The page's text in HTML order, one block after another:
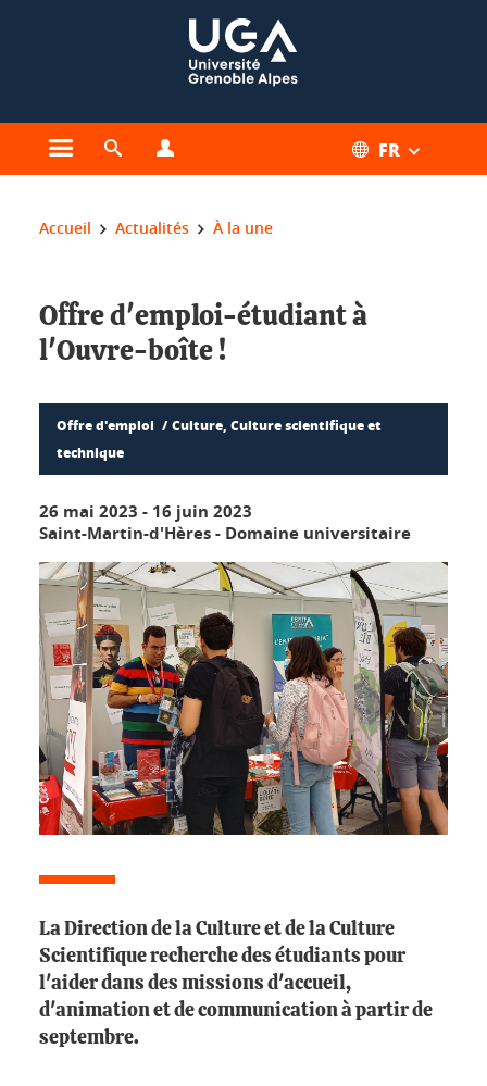
Ouvrir le menu principal
Ouvrir le moteur de recherche FR
Vous êtes ici :
Accueil Actualités À la une
Offre d'emploi-étudiant à
l'Ouvre-boîte !
Offre d'emploi
Culture, Culture scientifique et
technique
26 mai 2023 - 16 juin 2023
Saint-Martin-d'Hères - Domaine universitaire
La Direction de la Culture et de la Culture
Scientifique recherche des étudiants pour
l'aider dans des missions d'accueil,
d'animation et de communication à partir de
septembre.